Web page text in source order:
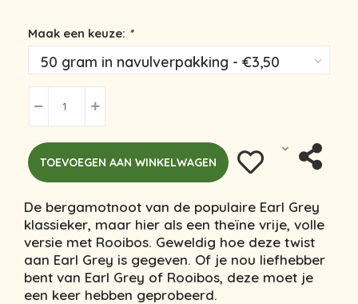
Maak een keuze: *
TOEVOEGEN AAN WINKELWAGEN
De bergamotnoot van de populaire Earl Grey
klassieker, maar hier als een theïne vrije, volle
versie met Rooibos. Geweldig hoe deze twist
aan Earl Grey is gegeven. Of je nou liefhebber
bent van Earl Grey of Rooibos, deze moet je
een keer hebben geprobeerd.